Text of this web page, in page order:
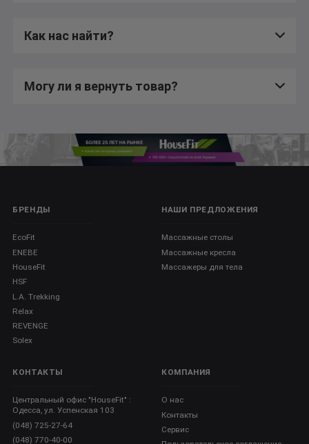
Как нас найти?
Могу ли я вернуть товар?
БРЕНДЫ
EcoFit
ENEBE
HouseFit
HSF
L.A. Trekking
Relax
REVENGE
Solex
НАШИ ПРЕДЛОЖЕНИЯ
Массажные столы
Массажные кресла
Массажеры для тела
КОНТАКТЫ
Центральный офис "HouseFit" :
Одесса, ул. Успенская 103
(048) 725-27-64
(048) 770-40-00
КОМПАНИЯ
О нас
Контакты
Сервис